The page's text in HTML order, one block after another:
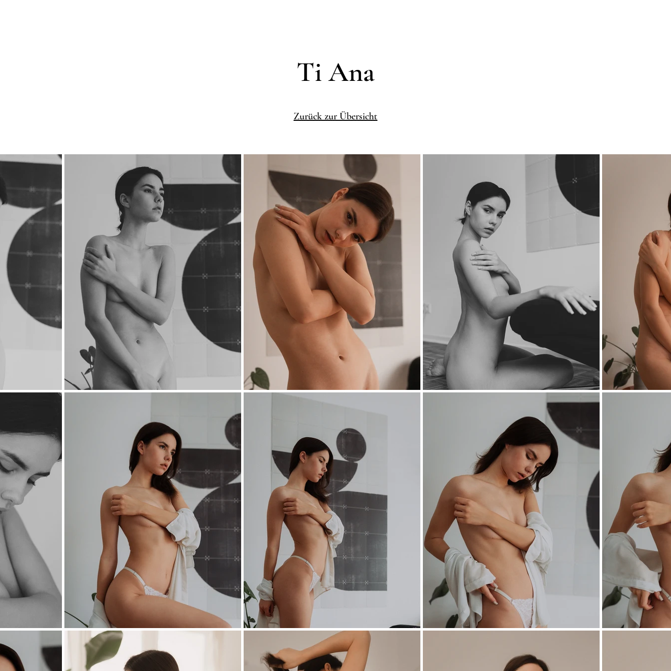
Ti Ana
Zurück zur Übersicht